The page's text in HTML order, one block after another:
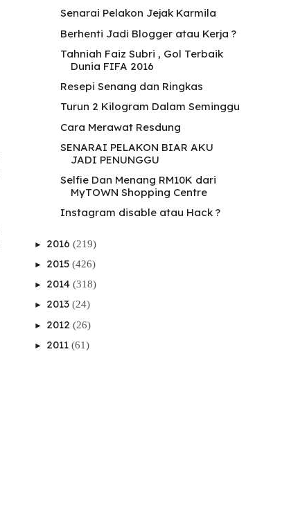
Senarai Pelakon Jejak Karmila
Berhenti Jadi Blogger atau Kerja ?
Tahniah Faiz Subri , Gol Terbaik
Dunia FIFA 2016
Resepi Senang dan Ringkas
Turun 2 Kilogram Dalam Seminggu
Cara Merawat Resdung
SENARAI PELAKON BIAR AKU
JADI PENUNGGU
Selfie Dan Menang RM10K dari
MyTOWN Shopping Centre
Instagram disable atau Hack ?
► 2016 (219)
► 2015 (426)
► 2014 (318)
► 2013 (24)
► 2012 (26)
► 2011 (61)